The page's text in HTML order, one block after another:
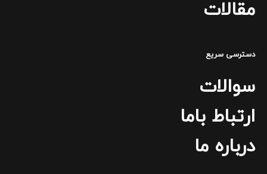
مقالات
دسترسی سریع
سوالات
ارتباط باما
درباره ما